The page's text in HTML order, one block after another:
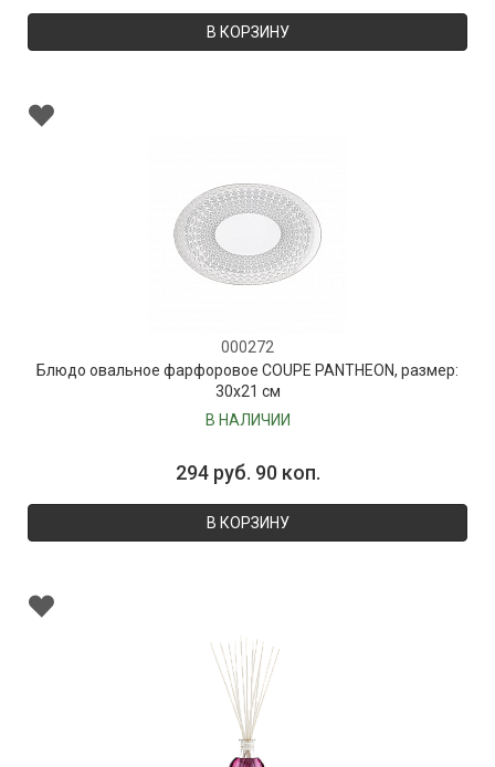
В КОРЗИНУ
000272
Блюдо овальное фарфоровое COUPE PANTHEON, размер:
30х21 см
В НАЛИЧИИ
294 руб. 90 коп.
В КОРЗИНУ